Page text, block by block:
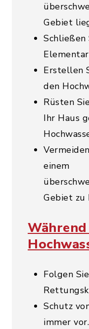
Gebiet
Schließen
Erstellen
den
Rüsten
Ihr Haus
einem
Gebiet zu
Während
Folgen
Schutz
immer vor.